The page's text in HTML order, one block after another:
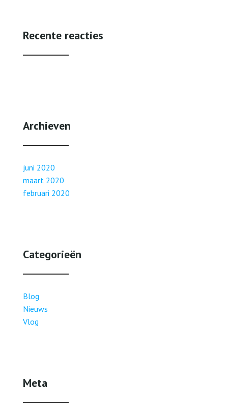
Recente reacties
Archieven
juni 2020
maart 2020
februari 2020
Categorieën
Blog
Nieuws
Vlog
Meta